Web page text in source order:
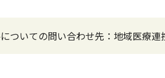
ついての問い合わせ先：地域医療